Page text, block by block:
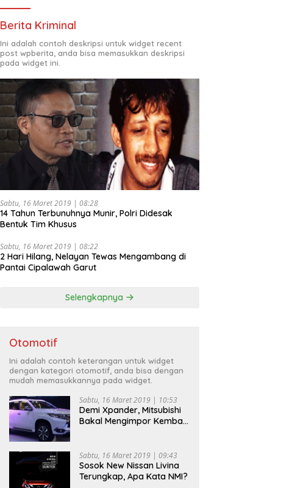
Berita Kriminal
Ini adalah contoh deskripsi untuk widget recent
post wpberita, anda bisa memasukkan deskripsi
pada widget ini.
Sabtu, 16 Maret 2019 | 08:28
14 Tahun Terbunuhnya Munir, Polri Didesak
Bentuk Tim Khusus
Sabtu, 16 Maret 2019 | 08:22
2 Hari Hilang, Nelayan Tewas Mengambang di
Pantai Cipalawah Garut
Selengkapnya
Otomotif
Ini adalah contoh keterangan untuk widget
dengan kategori otomotif, anda bisa dengan
mudah memasukkannya pada widget.
Sabtu, 16 Maret 2019 | 10:53
Demi Xpander, Mitsubishi
Bakal Mengimpor Kembali
Sabtu, 16 Maret 2019 | 09:43
Sosok New Nissan Livina
Terungkap, Apa Kata NMI?